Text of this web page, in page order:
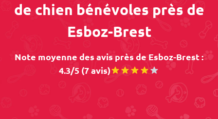
de chien bénévoles près de
Esboz-Brest
Note moyenne des avis près de Esboz-Brest :
4.3/5 (7 avis)